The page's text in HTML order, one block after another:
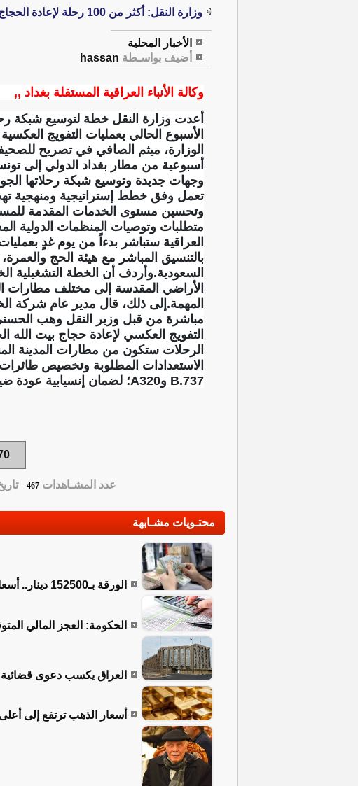
وزارة النقل: أكثر من 100 رحلة لإعادة الحجاج إلى مطارات العراق
الأخبار المحلية
أضيف بواسـطة hassan
وكالة الأنباء العراقية المستقلة بغداد ,,
أعدت وزارة النقل خطة لتوسيع شبكة
الأسبوع الحالي بعمليات التفويج
الوزارة، ميثم الصافي في تصريح
أسبوعية من مطار بغداد الدولي إلى
وجهات جديدة وتوسيع شبكة رحلاتها
تعمل وفق خطط إستراتيجية ومنهجية
وتحسين مستوى الخدمات المقدمة
متطلبات وتوصيات المنظمات الدولية
العراقية ستباشر بدءاً من يوم غدٍ
بالتنسيق المباشر مع هيئة الحج
الأراضي المقدسة إلى مختلف مطارات
المهمة.إلى ذلك، قال مدير عام شركة
مباشرة من قبل وزير النقل وهب
التفويج العكسي لإعادة حجاج بيت
الرحلات ستكون من مطارات المدينة
B.737 وA320؛ لضمان إنسيابية عودة ضيوف الرحمن ورفع كفاءة النقل الجوي خلال ذروة موسم العودة”.
عدد المشـاهدات467
محتـويات مشـابهة
الورقة بـ152500 دينار.. أسعار صرف الدولار في العراق
الحكومة: العجز المالي المتوقع يصل
العراق يكسب دعوى قضائية
أسعار الذهب ترتفع إلى أعلى